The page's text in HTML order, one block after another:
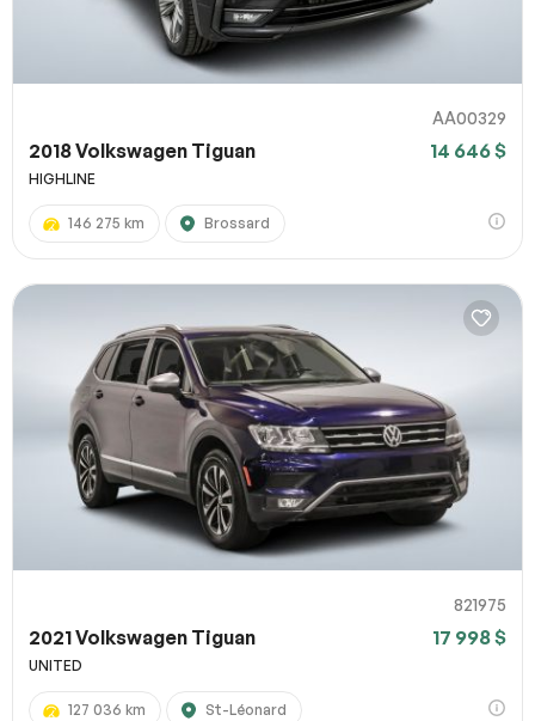
AA00329
2018 Volkswagen Tiguan 14 646 $
HIGHLINE
146 275 km Brossard
821975
2021 Volkswagen Tiguan 17 998 $
UNITED
127 036 km St-Léonard